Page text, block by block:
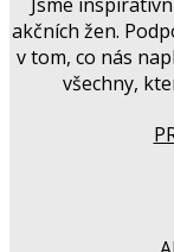
akčních žen.
v tom, co nás
všechny,